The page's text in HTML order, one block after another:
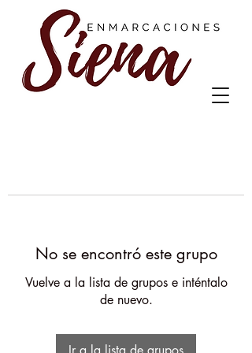
No se encontró este grupo
Vuelve a la lista de grupos e inténtalo
de nuevo.